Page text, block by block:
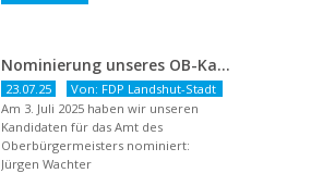
Nominierung unseres OB-Kandidaten
23.07.25
Von: FDP Landshut-Stadt
Am 3. Juli 2025 haben wir unseren
Kandidaten für das Amt des
Oberbürgermeisters nominiert:
Jürgen Wachter